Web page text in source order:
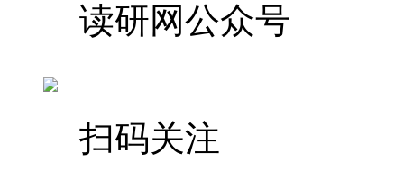
读研网公众号
扫码关注